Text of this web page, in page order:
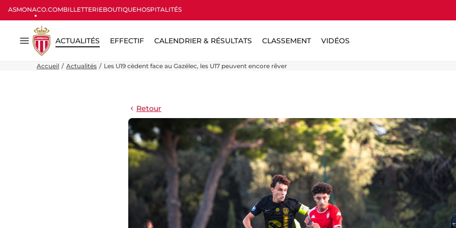
ASMONACO.COMBILLETTERIEBOUTIQUEHOSPITALITÉS
Menu
ACTUALITÉS EFFECTIF CALENDRIER & RÉSULTATS CLASSEMENT VIDÉOS
Accueil Actualités Les U19 cèdent face au Gazélec, les U17 peuvent encore rêver
Retour